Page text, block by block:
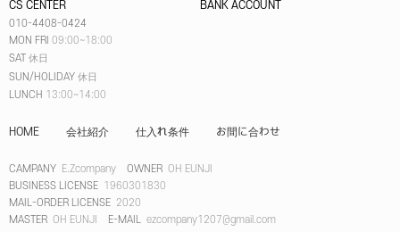
CS CENTER
010-4408-0424
MON FRI 09:00~18:00
SAT 休日
SUN/HOLIDAY 休日
LUNCH 13:00~14:00
BANK ACCOUNT
HOME 会社紹介 仕入れ条件 お間に合わせ
CAMPANY E.Zcompany OWNER OH EUNJI
BUSINESS LICENSE 1960301830
MAIL-ORDER LICENSE 2020
MASTER OH EUNJI E-MAIL ezcompany1207@gmail.com